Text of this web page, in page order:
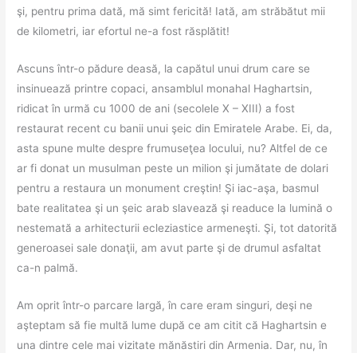
şi, pentru prima dată, mă simt fericită! Iată, am străbătut mii
de kilometri, iar efortul ne-a fost răsplătit!
Ascuns într-o pădure deasă, la capătul unui drum care se
insinuează printre copaci, ansamblul monahal Haghartsin,
ridicat în urmă cu 1000 de ani (secolele X – XIII) a fost
restaurat recent cu banii unui şeic din Emiratele Arabe. Ei, da,
asta spune multe despre frumuseţea locului, nu? Altfel de ce
ar fi donat un musulman peste un milion şi jumătate de dolari
pentru a restaura un monument creştin! Şi iac-aşa, basmul
bate realitatea şi un şeic arab slavează şi readuce la lumină o
nestemată a arhitecturii ecleziastice armeneşti. Şi, tot datorită
generoasei sale donaţii, am avut parte şi de drumul asfaltat
ca-n palmă.
Am oprit într-o parcare largă, în care eram singuri, deşi ne
aşteptam să fie multă lume după ce am citit că Haghartsin e
una dintre cele mai vizitate mănăstiri din Armenia. Dar, nu, în